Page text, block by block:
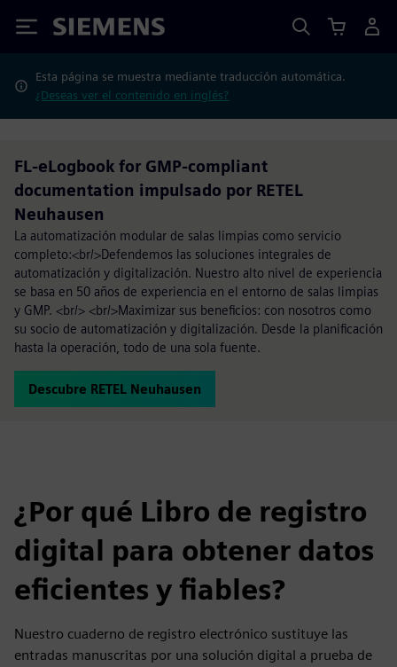
Siemens
Esta página se muestra mediante traducción automática.
¿Deseas ver el contenido en inglés?
FL-eLogbook for GMP-compliant
documentation impulsado por RETEL
Neuhausen
La automatización modular de salas limpias como servicio
completo:<br/>Defendemos las soluciones integrales de
automatización y digitalización. Nuestro alto nivel de experiencia
se basa en 50 años de experiencia en el entorno de salas limpias
y GMP. <br/> <br/>Maximizar sus beneficios: con nosotros como
su socio de automatización y digitalización. Desde la planificación
hasta la operación, todo de una sola fuente.
Descubre RETEL Neuhausen
¿Por qué Libro de registro
digital para obtener datos
eficientes y fiables?
Nuestro cuaderno de registro electrónico sustituye las
entradas manuscritas por una solución digital a prueba de